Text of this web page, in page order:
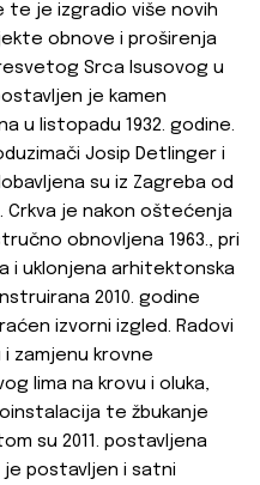
te je izgradio više novih
obnove i proširenja
Srca Isusovog u
je kamen
u listopadu 1932. godine.
Josip Detlinger i
su iz Zagreba od
Crkva je nakon oštećenja
obnovljena 1963., pri
i uklonjena arhitektonska
2010. godine
izvorni izgled. Radovi
zamjenu krovne
lima na krovu i oluka,
te žbukanje
su 2011. postavljena
je postavljen i satni